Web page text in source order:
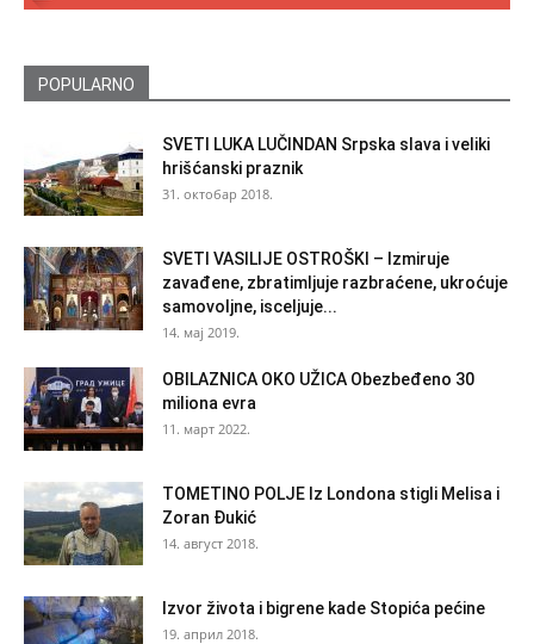
POPULARNO
SVETI LUKA LUČINDAN Srpska slava i veliki
hrišćanski praznik
31. октобар 2018.
SVETI VASILIJE OSTROŠKI – Izmiruje
zavađene, zbratimljuje razbraćene, ukroćuje
samovoljne, isceljuje...
14. мај 2019.
OBILAZNICA OKO UŽICA Obezbeđeno 30
miliona evra
11. март 2022.
TOMETINO POLJE Iz Londona stigli Melisa i
Zoran Đukić
14. август 2018.
Izvor života i bigrene kade Stopića pećine
19. април 2018.